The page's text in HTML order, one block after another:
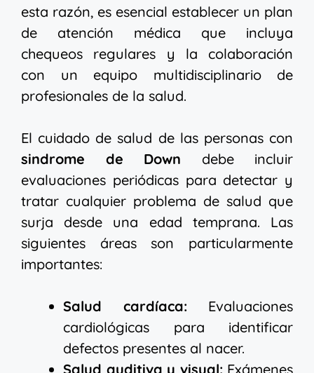
esta razón, es esencial establecer un plan
de atención médica que incluya
chequeos regulares y la colaboración
con un equipo multidisciplinario de
profesionales de la salud.
El cuidado de salud de las personas con
sindrome de Down debe incluir
evaluaciones periódicas para detectar y
tratar cualquier problema de salud que
surja desde una edad temprana. Las
siguientes áreas son particularmente
importantes:
Salud cardíaca: Evaluaciones
cardiológicas para identificar
defectos presentes al nacer.
Salud auditiva y visual: Exámenes